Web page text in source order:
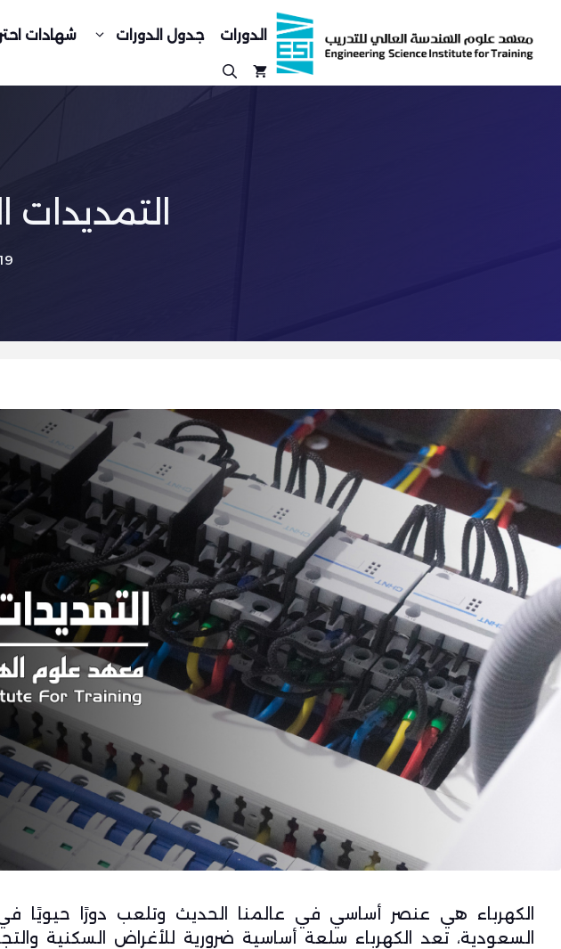
المحتوى
الدورات جدول الدورات شهادات
التمديدات
19 أبريل،
الكهرباء هي عنصر أساسي في عالمنا الحديث وتلعب دورًا حيويًا في
السعودية، تعد الكهرباء سلعة أساسية ضرورية للأغراض السكنية